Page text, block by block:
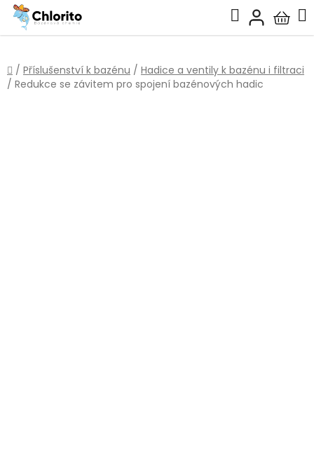
Přejít
obsah
Hledat
košík
Domů
/ Příslušenství k bazénu / Hadice a ventily k bazénu i filtraci
/ Redukce se závitem pro spojení bazénových hadic